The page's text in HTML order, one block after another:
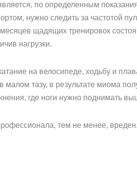
по определенным
нужно следить за частотой
щадящих тренировок
нагрузки.
на велосипеде, ходьбу и
тазу, в результате миома
где ноги нужно поднимать
тем не менее, вреден.